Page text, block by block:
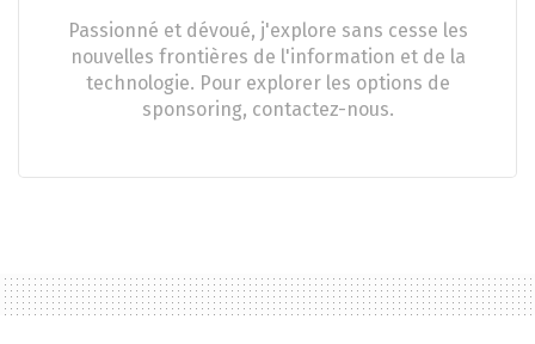
Passionné et dévoué, j'explore sans cesse les
nouvelles frontières de l'information et de la
technologie. Pour explorer les options de
sponsoring, contactez-nous.